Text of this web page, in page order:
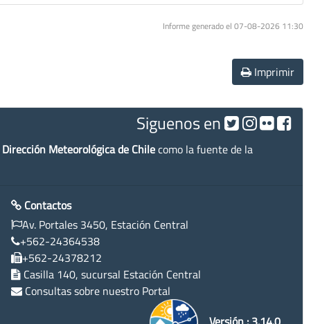
Informe generado el 07-08-2026 11:30
Imprimir
Siguenos en
Dirección Meteorológica de Chilecomo la fuente de la
Contactos
Av. Portales 3450, Estación Central
+562-24364538
+562-24378212
Casilla 140, sucursal Estación Central
Consultas sobre nuestro Portal